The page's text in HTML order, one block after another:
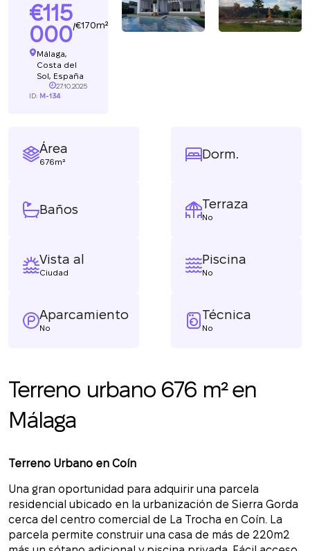
115
000/ 170m²
Málaga,
Costa del
Sol, España
27.10.2025
ID: M-134
Área
676m²
Dorm.
Baños Terraza
No
Vista al
Ciudad
Piscina
No
Aparcamiento
No
Técnica
No
Terreno urbano 676 m² en
Málaga
Terreno Urbano en Coín
Una gran oportunidad para adquirir una parcela
residencial ubicado en la urbanización de Sierra Gorda
cerca del centro comercial de La Trocha en Coín. La
parcela permite construir una casa de más de 220m2